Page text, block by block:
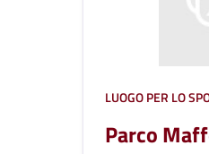
LUOGO PER LO
Parco